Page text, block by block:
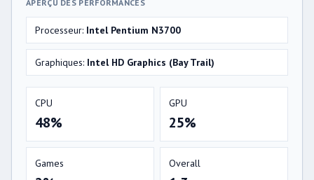
APERÇU DES PERFORMANCES
Processeur: Intel Pentium N3700
Graphiques: Intel HD Graphics (Bay Trail)
CPU
48%
GPU
25%
Games Overall